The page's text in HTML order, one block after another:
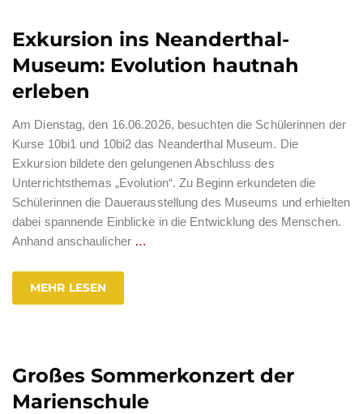
Exkursion ins Neanderthal-
Museum: Evolution hautnah
erleben
Am Dienstag, den 16.06.2026, besuchten die Schülerinnen der
Kurse 10bi1 und 10bi2 das Neanderthal Museum. Die
Exkursion bildete den gelungenen Abschluss des
Unterrichtsthemas „Evolution“. Zu Beginn erkundeten die
Schülerinnen die Dauerausstellung des Museums und erhielten
dabei spannende Einblicke in die Entwicklung des Menschen.
Anhand anschaulicher …
MEHR LESEN
Großes Sommerkonzert der
Marienschule